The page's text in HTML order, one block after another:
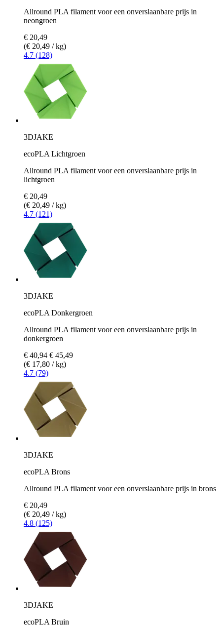
Allround PLA filament voor een onverslaanbare prijs in
neongroen
€ 20,49
(€ 20,49 / kg)
4.7 (128)
3DJAKE
ecoPLA Lichtgroen
Allround PLA filament voor een onverslaanbare prijs in
lichtgroen
€ 20,49
(€ 20,49 / kg)
4.7 (121)
3DJAKE
ecoPLA Donkergroen
Allround PLA filament voor een onverslaanbare prijs in
donkergroen
€ 40,94 € 45,49
(€ 17,80 / kg)
4.7 (79)
3DJAKE
ecoPLA Brons
Allround PLA filament voor een onverslaanbare prijs in brons
€ 20,49
(€ 20,49 / kg)
4.8 (125)
3DJAKE
ecoPLA Bruin